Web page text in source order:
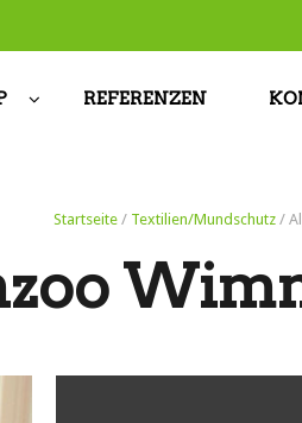
REFERENZEN
Startseite / Textilien/Mundschutz /